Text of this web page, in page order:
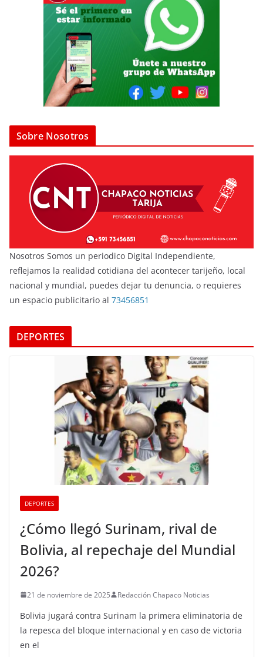
Sobre Nosotros
Nosotros Somos un periodico Digital Independiente,
reflejamos la realidad cotidiana del acontecer tarijeño, local
nacional y mundial, puedes dejar tu denuncia, o requieres
un espacio publicitario al 73456851
DEPORTES
DEPORTES
¿Cómo llegó Surinam, rival de
Bolivia, al repechaje del Mundial
2026?
21 de noviembre de 2025 Redacción Chapaco Noticias
Bolivia jugará contra Surinam la primera eliminatoria de
la repesca del bloque internacional y en caso de victoria
en el